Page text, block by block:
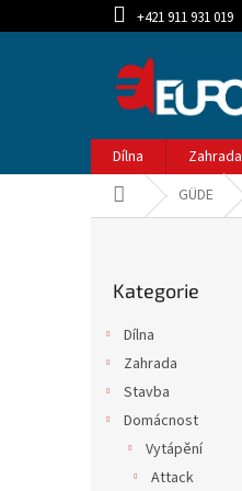
na
+421 911 931 019
Dílna Zahrada
Domů GÜDE
kategorie
Kategorie
Dílna
Zahrada
Stavba
Domácnost
Vytápění
Attack